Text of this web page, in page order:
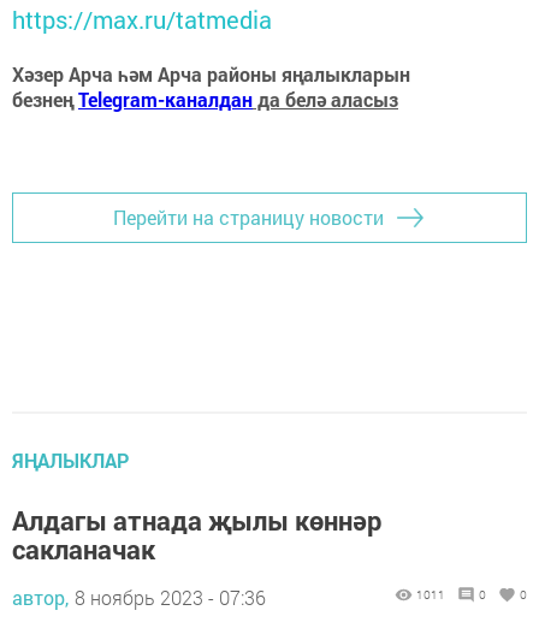
https://max.ru/tatmedia
Хәзер Арча һәм Арча районы яңалыкларын
безнеңTelegram-каналданда белә аласыз
Перейти на страницу новости
ЯҢАЛЫКЛАР
Алдагы атнада җылы көннәр
сакланачак
автор, 8 ноябрь 2023 - 07:36 1011 0 0